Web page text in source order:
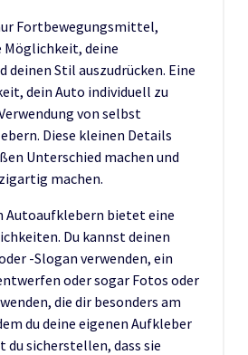
Fortbewegungsmittel,
Möglichkeit, deine
deinen Stil auszudrücken. Eine
dein Auto individuell zu
von selbst
Diese kleinen Details
Unterschied machen und
machen.
Autoaufklebern bietet eine
Du kannst deinen
-Slogan verwenden, ein
oder sogar Fotos oder
die dir besonders am
du deine eigenen Aufkleber
sicherstellen, dass sie